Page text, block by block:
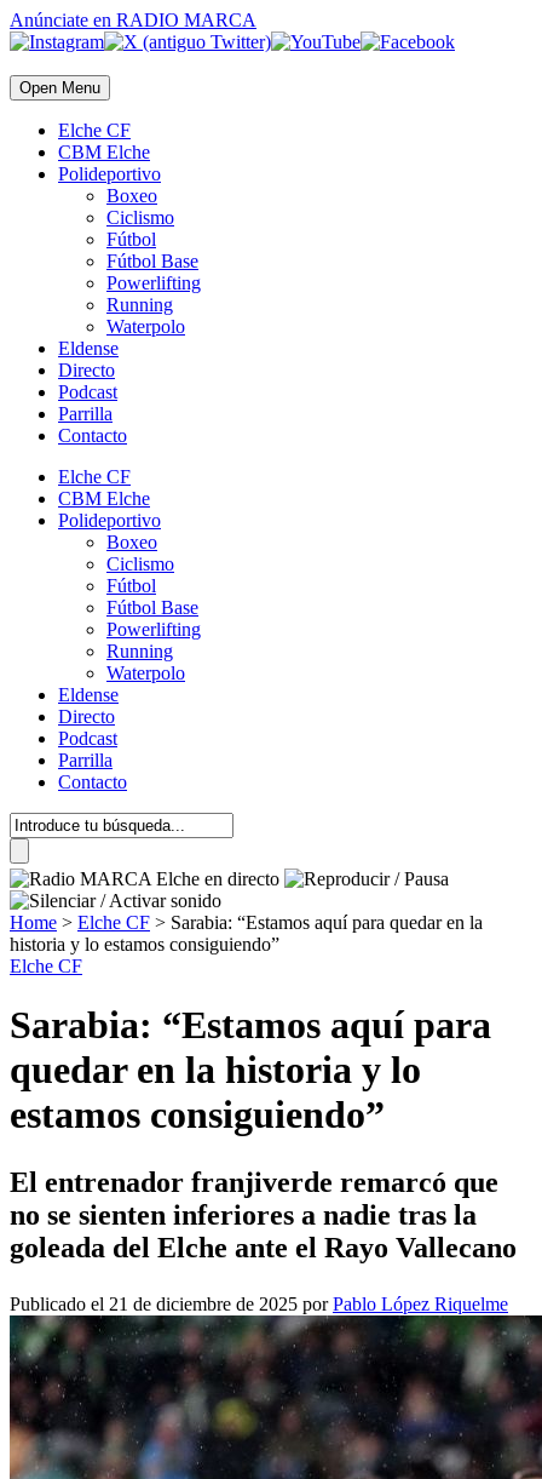
Anúnciate en RADIO MARCA
Open Menu
Elche CF
CBM Elche
Polideportivo
Boxeo
Ciclismo
Fútbol
Fútbol Base
Powerlifting
Running
Waterpolo
Eldense
Directo
Podcast
Parrilla
Contacto
Elche CF
CBM Elche
Polideportivo
Boxeo
Ciclismo
Fútbol
Fútbol Base
Powerlifting
Running
Waterpolo
Eldense
Directo
Podcast
Parrilla
Contacto
Home > Elche CF > Sarabia: “Estamos aquí para quedar en la
historia y lo estamos consiguiendo”
Elche CF
Sarabia: “Estamos aquí para
quedar en la historia y lo
estamos consiguiendo”
El entrenador franjiverde remarcó que
no se sienten inferiores a nadie tras la
goleada del Elche ante el Rayo Vallecano
Publicado el 21 de diciembre de 2025 porPablo López Riquelme